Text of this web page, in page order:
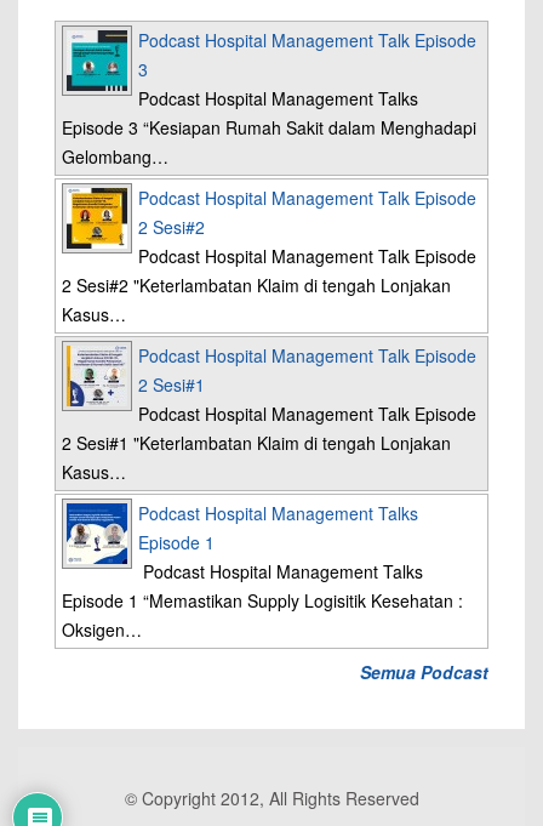
Podcast Hospital Management Talk Episode
3
Podcast Hospital Management Talks
Episode 3 “Kesiapan Rumah Sakit dalam Menghadapi
Gelombang…
Podcast Hospital Management Talk Episode
2 Sesi#2
Podcast Hospital Management Talk Episode
2 Sesi#2 "Keterlambatan Klaim di tengah Lonjakan
Kasus…
Podcast Hospital Management Talk Episode
2 Sesi#1
Podcast Hospital Management Talk Episode
2 Sesi#1 "Keterlambatan Klaim di tengah Lonjakan
Kasus…
Podcast Hospital Management Talks
Episode 1
Podcast Hospital Management Talks
Episode 1 “Memastikan Supply Logisitik Kesehatan :
Oksigen…
Semua Podcast
© Copyright 2012, All Rights Reserved